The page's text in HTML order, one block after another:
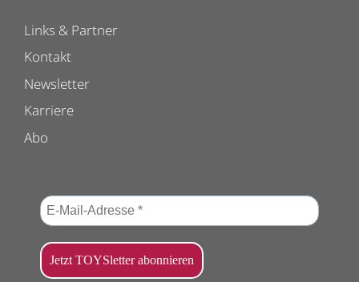
Links & Partner
Kontakt
Newsletter
Karriere
Abo